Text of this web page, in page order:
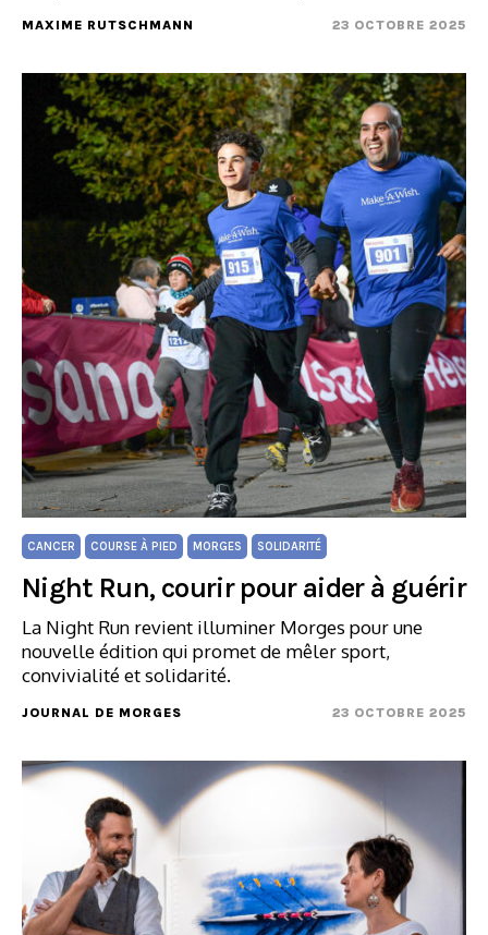
MAXIME RUTSCHMANN 23 OCTOBRE 2025
CANCER COURSE À PIED MORGES SOLIDARITÉ
Night Run, courir pour aider à guérir
La Night Run revient illuminer Morges pour une
nouvelle édition qui promet de mêler sport,
convivialité et solidarité.
JOURNAL DE MORGES 23 OCTOBRE 2025